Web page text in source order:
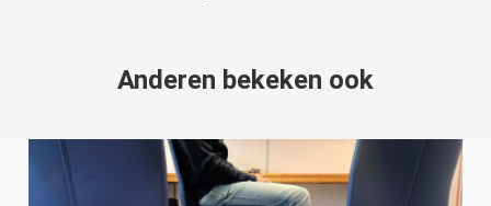
Anderen bekeken ook